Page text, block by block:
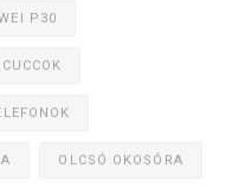
P30
OLCSÓ OKOSÓRA